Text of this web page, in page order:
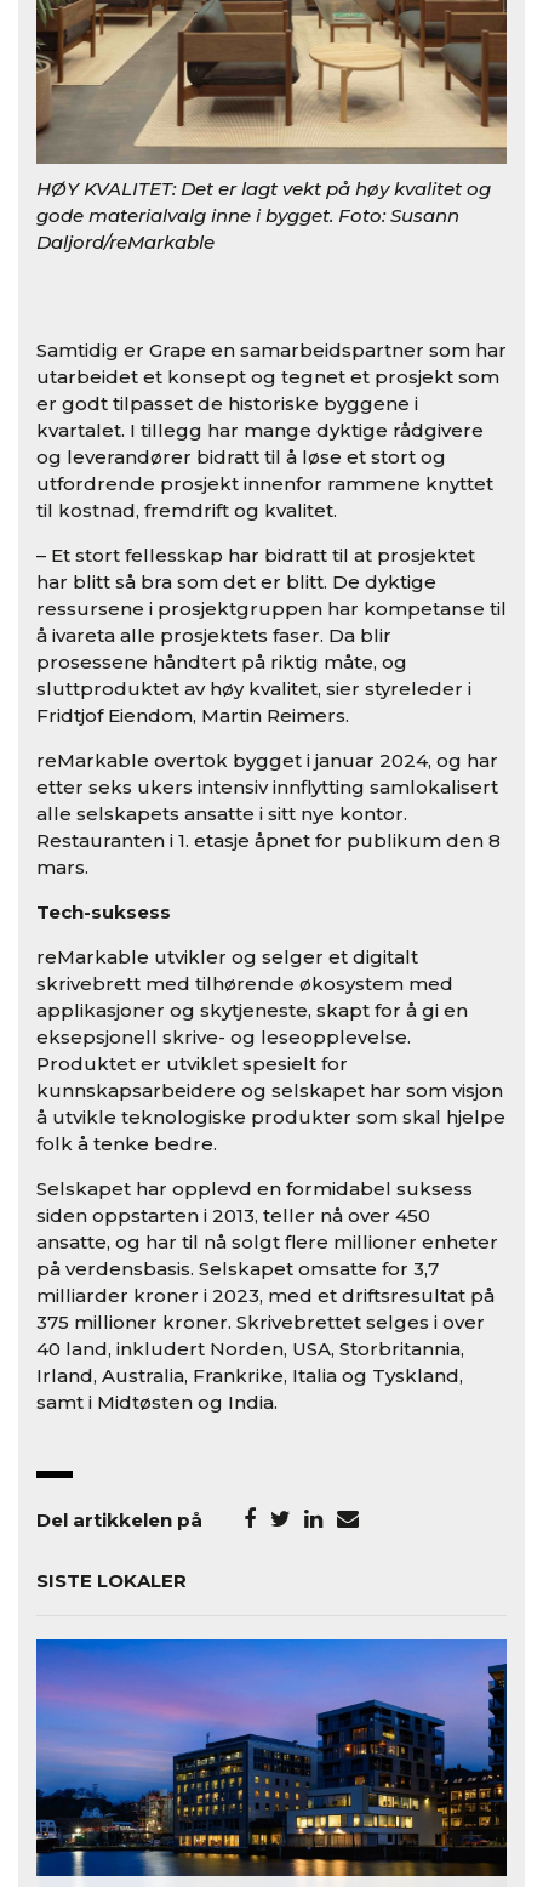
HØY KVALITET: Det er lagt vekt på høy kvalitet og
gode materialvalg inne i bygget. Foto: Susann
Daljord/reMarkable
Samtidig er Grape en samarbeidspartner som har
utarbeidet et konsept og tegnet et prosjekt som
er godt tilpasset de historiske byggene i
kvartalet. I tillegg har mange dyktige rådgivere
og leverandører bidratt til å løse et stort og
utfordrende prosjekt innenfor rammene knyttet
til kostnad, fremdrift og kvalitet.
– Et stort fellesskap har bidratt til at prosjektet
har blitt så bra som det er blitt. De dyktige
ressursene i prosjektgruppen har kompetanse til
å ivareta alle prosjektets faser. Da blir
prosessene håndtert på riktig måte, og
sluttproduktet av høy kvalitet, sier styreleder i
Fridtjof Eiendom, Martin Reimers.
reMarkable overtok bygget i januar 2024, og har
etter seks ukers intensiv innflytting samlokalisert
alle selskapets ansatte i sitt nye kontor.
Restauranten i 1. etasje åpnet for publikum den 8
mars.
Tech-suksess
reMarkable utvikler og selger et digitalt
skrivebrett med tilhørende økosystem med
applikasjoner og skytjeneste, skapt for å gi en
eksepsjonell skrive- og leseopplevelse.
Produktet er utviklet spesielt for
kunnskapsarbeidere og selskapet har som visjon
å utvikle teknologiske produkter som skal hjelpe
folk å tenke bedre.
Selskapet har opplevd en formidabel suksess
siden oppstarten i 2013, teller nå over 450
ansatte, og har til nå solgt flere millioner enheter
på verdensbasis. Selskapet omsatte for 3,7
milliarder kroner i 2023, med et driftsresultat på
375 millioner kroner. Skrivebrettet selges i over
40 land, inkludert Norden, USA, Storbritannia,
Irland, Australia, Frankrike, Italia og Tyskland,
samt i Midtøsten og India.
Del artikkelen på
SISTE LOKALER